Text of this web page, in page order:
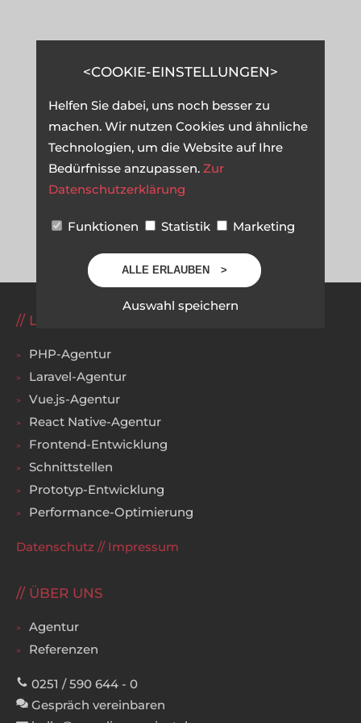
LEISTUNGEN
PHP-Agentur
Laravel-Agentur
Vue.js-Agentur
React Native-Agentur
Frontend-Entwicklung
Schnittstellen
Prototyp-Entwicklung
Performance-Optimierung
Datenschutz // Impressum
ÜBER UNS
Agentur
Referenzen
0251 / 590 644 - 0
Gespräch vereinbaren
COOKIE-EINSTELLUNGEN
Helfen Sie dabei, uns noch besser zu
machen. Wir nutzen Cookies und ähnliche
Technologien, um die Website auf Ihre
Bedürfnisse anzupassen. Zur
Datenschutzerklärung
Funktionen Statistik Marketing
ALLE ERLAUBEN
Auswahl speichern